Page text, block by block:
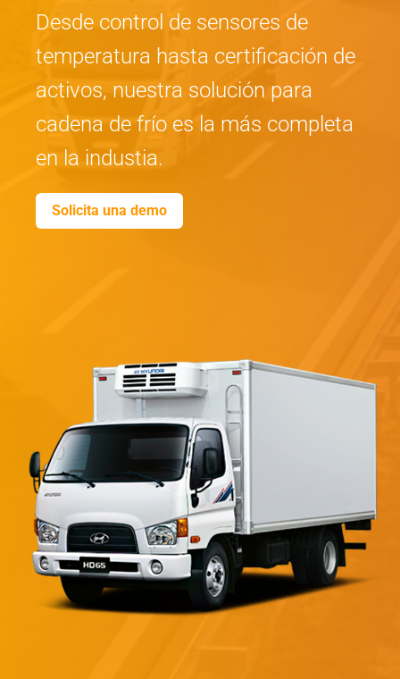
Desde control de sensores de
temperatura hasta certificación de
activos, nuestra solución para
cadena de frío es la más completa
en la industia.
Solicita una demo